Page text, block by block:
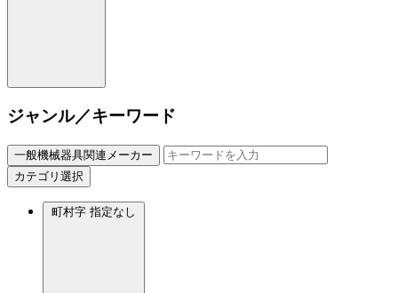
ジャンル／キーワード
一般機械器具関連メーカー
カテゴリ選択
町村字 指定なし